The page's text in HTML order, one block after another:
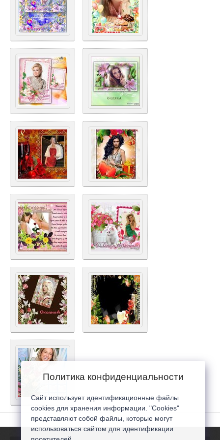
Политика конфиденциальности
Сайт использует идентификационные файлы
cookies для хранения информации. "Cookies"
представляют собой файлы, которые могут
использоваться сайтом для идентификации